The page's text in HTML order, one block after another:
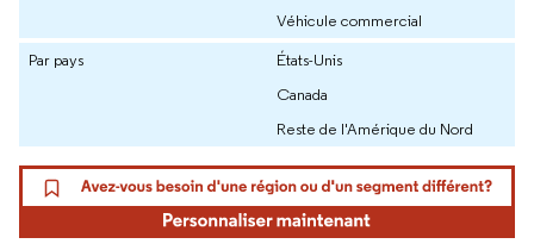
Véhicule commercial
Par pays
États-Unis
Canada
Reste de l'Amérique du Nord